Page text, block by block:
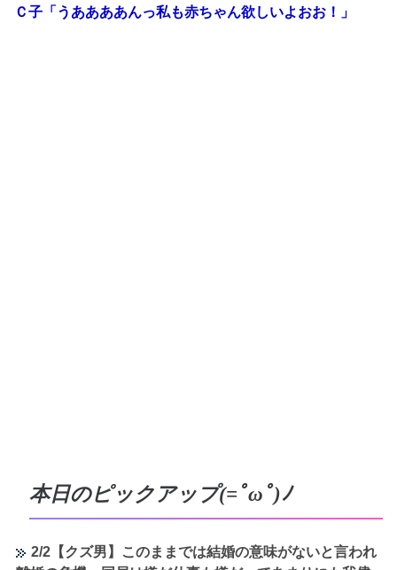
Ｃ子「うああああんっ私も赤ちゃん欲しいよおお！」
本日のピックアップ(=ﾟωﾟ)ﾉ
2/2【クズ男】このままでは結婚の意味がないと言われ